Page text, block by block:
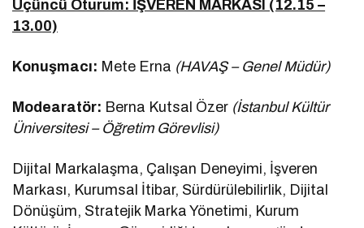
Üçüncü Oturum: İŞVEREN MARKASI (12.15 –
13.00)
Konuşmacı: Mete Erna (HAVAŞ – Genel Müdür)
Modearatör: Berna Kutsal Özer (İstanbul Kültür
Üniversitesi – Öğretim Görevlisi)
Dijital Markalaşma, Çalışan Deneyimi, İşveren
Markası, Kurumsal İtibar, Sürdürülebilirlik, Dijital
Dönüşüm, Stratejik Marka Yönetimi, Kurum